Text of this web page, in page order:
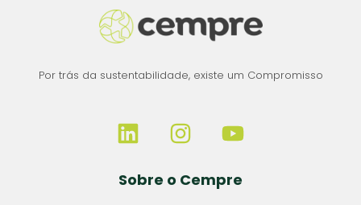
Por trás da sustentabilidade, existe um Compromisso
Sobre o Cempre